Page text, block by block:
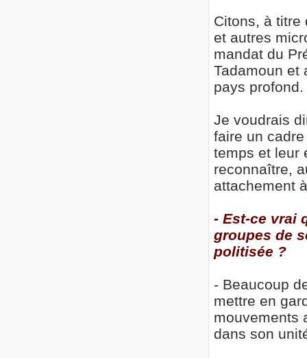
Citons, à titre
et autres
mandat du
Tadamoun et
pays profond.
Je voudrais
faire un
temps et leur
reconnaître,
attachement
- Est-ce vrai
groupes de
politisée ?
- Beaucoup
mettre en
mouvements
dans son